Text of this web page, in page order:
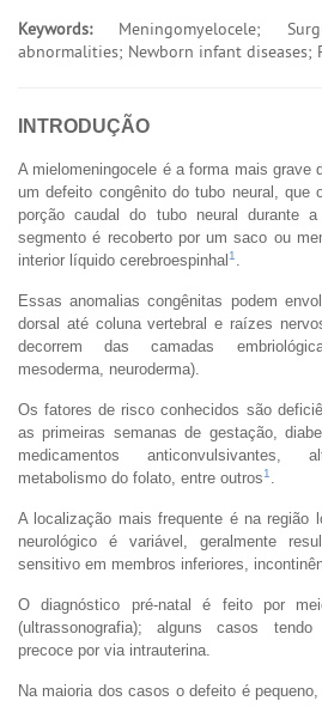
Keywords:Meningomyelocele;
abnormalities; Newborn infant diseases;
INTRODUÇÃO
A mielomeningocele é a forma mais grave
um defeito congênito do tubo neural, que
porção caudal do tubo neural durante
segmento é recoberto por um saco ou
interior líquido cerebroespinhal 1
Essas anomalias congênitas podem
dorsal até coluna vertebral e raízes
decorrem das camadas
mesoderma, neuroderma).
Os fatores de risco conhecidos são
as primeiras semanas de gestação,
medicamentos anticonvulsivantes,
metabolismo do folato, entre outros1
A localização mais frequente é na região
neurológico é variável, geralmente
sensitivo em membros inferiores,
O diagnóstico pré-natal é feito por
(ultrassonografia); alguns casos
precoce por via intrauterina.
Na maioria dos casos o defeito é